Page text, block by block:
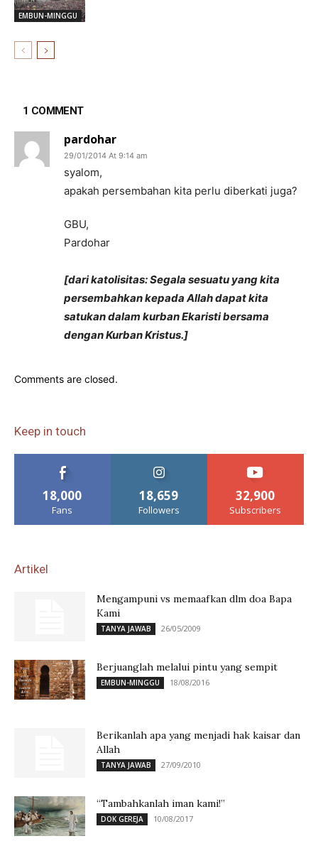
EMBUN-MINGGU
1 COMMENT
pardohar
29/01/2014 At 9:14 am
syalom,
apakah persembahan kita perlu diberkati juga?
GBU,
Pardohar
[dari katolisitas: Segala sesuatu yang kita
persembahkan kepada Allah dapat kita
satukan dalam kurban Ekaristi bersama
dengan Kurban Kristus.]
Comments are closed.
Keep in touch
18,000
Fans
18,659
Followers
32,900
Subscribers
Artikel
Mengampuni vs memaafkan dlm doa Bapa
Kami
TANYA JAWAB 26/05/2009
Berjuanglah melalui pintu yang sempit
EMBUN-MINGGU 18/08/2016
Berikanlah apa yang menjadi hak kaisar dan
Allah
TANYA JAWAB 27/09/2010
“Tambahkanlah iman kami!”
DOK GEREJA 10/08/2017